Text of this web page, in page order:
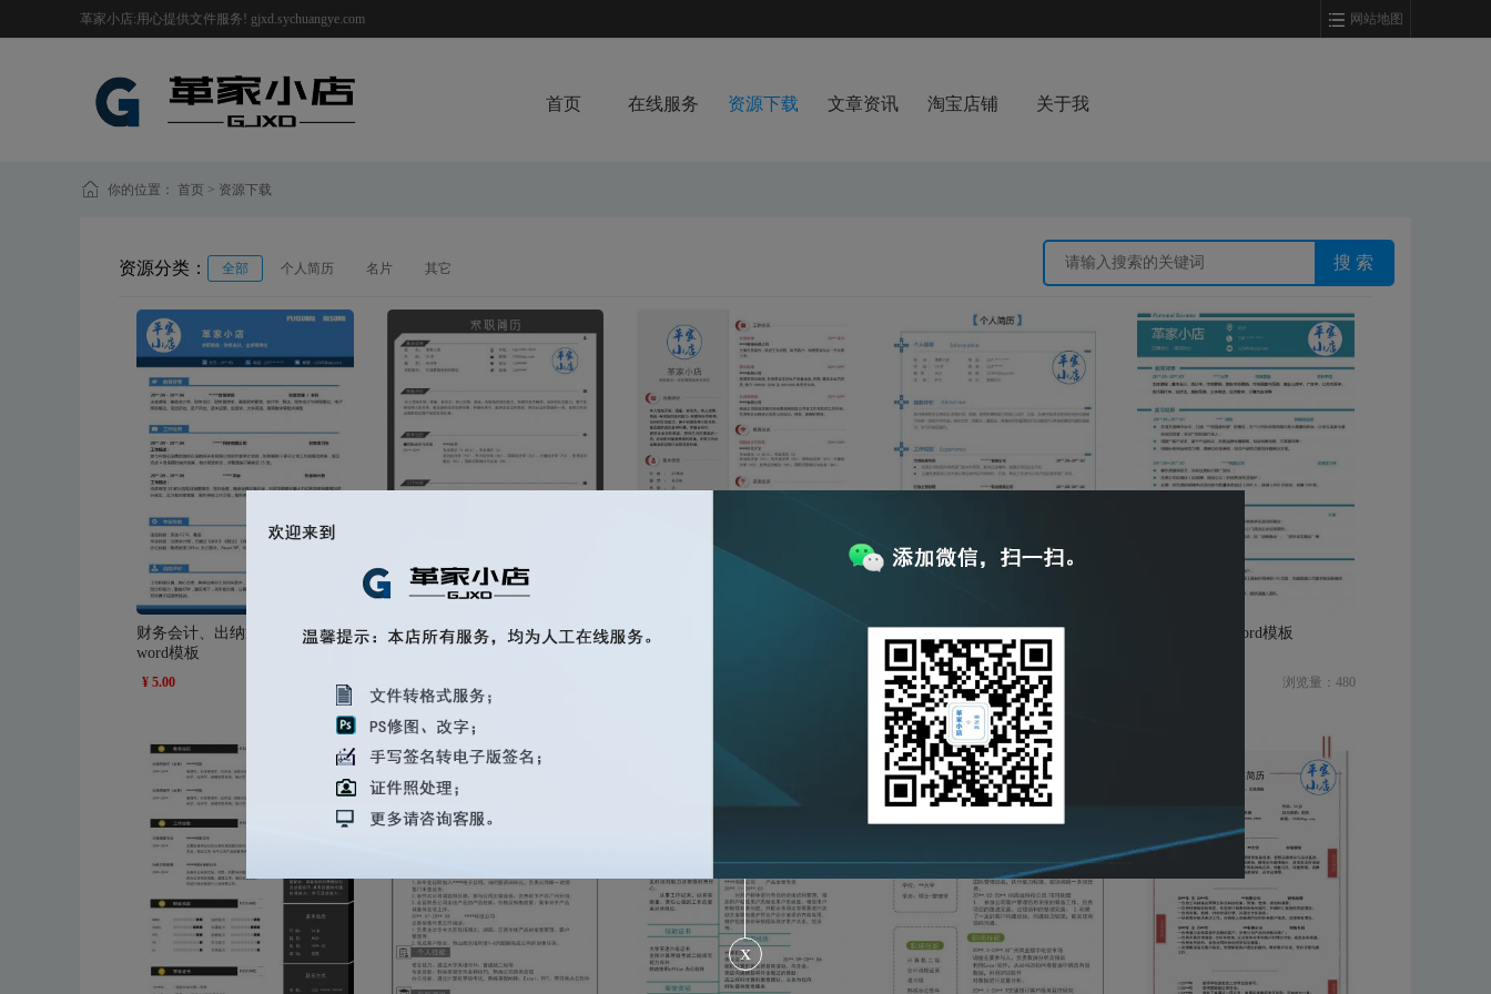
革家小店:用心提供文件服务! gjxd.sychuangye.com 网站地图
首页 在线服务 资源下载 文章资讯 淘宝店铺 关于我
x
你的位置： 首页 > 资源下载
资源分类： 全部 个人简历 名片 其它
财务会计、出纳通用岗位简历
word模板
¥ 5.00 浏览量：454
管理类相关职位通用简历word
行政管理类相关职位word简历
简约清晰护士word简历模板
¥ 5.00 浏览量：464
清晰简约通用word模板
浏览量：480